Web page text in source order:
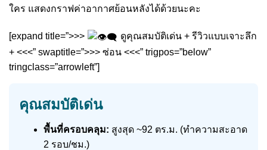
ใคร แสดงกราฟค่าอากาศย้อนหลังได้ด้วยนะคะ
[expand title=”>>>
ดูคุณสมบัติเด่น + รีวิวแบบเจาะลึก
+ <<<” swaptitle=”>>> ซ่อน <<<” trigpos=”below”
tringclass=”arrowleft”]
คุณสมบัติเด่น
พื้นที่ครอบคลุม: สูงสุด ~92 ตร.ม. (ทำความสะอาด
2 รอบ/ชม.)